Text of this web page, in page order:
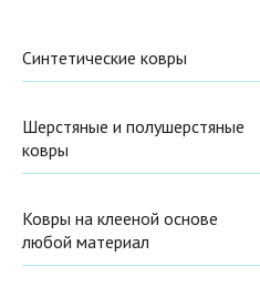
Синтетические ковры
Шерстяные и полушерстяные
ковры
Ковры на клееной основе
любой материал